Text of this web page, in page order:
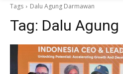
Tags Dalu Agung Darmawan
Tag: Dalu